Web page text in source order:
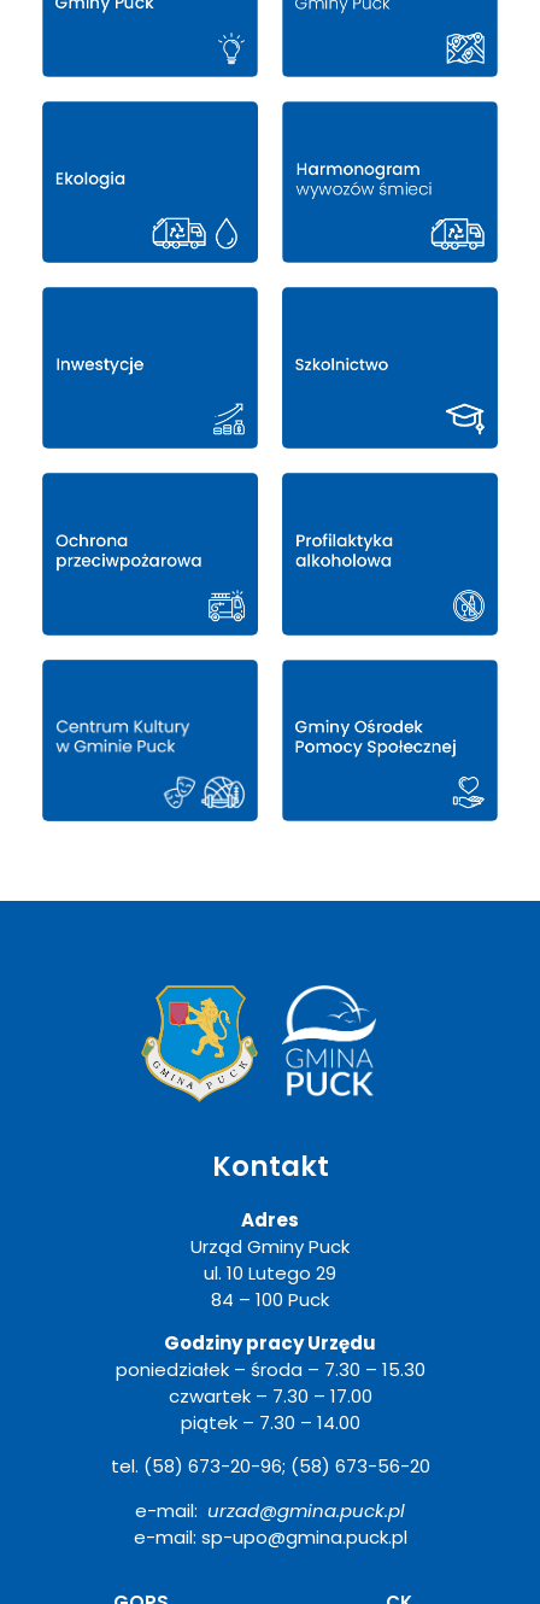
Kontakt
Adres
Urząd Gminy Puck
ul. 10 Lutego 29
84 – 100 Puck
Godziny pracy Urzędu
poniedziałek – środa – 7.30 – 15.30
czwartek – 7.30 – 17.00
piątek – 7.30 – 14.00
tel. (58) 673-20-96; (58) 673-56-20
e-mail: urzad@gmina.puck.pl
e-mail: sp-upo@gmina.puck.pl